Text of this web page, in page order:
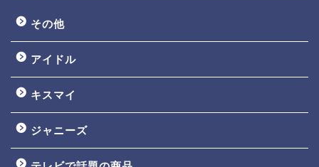
その他
アイドル
キスマイ
ジャニーズ